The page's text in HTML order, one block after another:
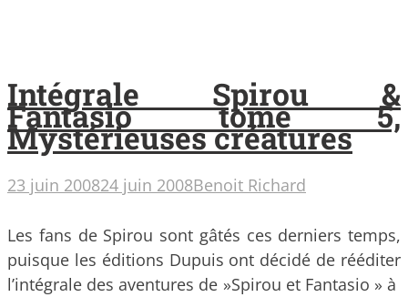
Intégrale Spirou &
Fantasio tome 5,
Mystérieuses créatures
23 juin 200824 juin 2008Benoit Richard
Les fans de Spirou sont gâtés ces derniers temps,
puisque les éditions Dupuis ont décidé de rééditer
l’intégrale des aventures de »Spirou et Fantasio » à